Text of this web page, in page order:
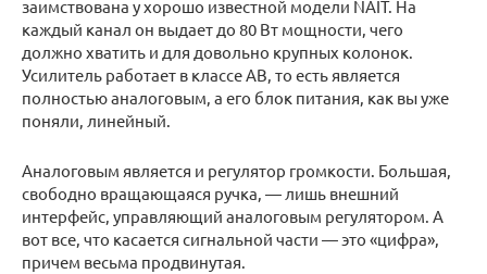
заимствована у хорошо известной модели NAIT. На
каждый канал он выдает до 80 Вт мощности, чего
должно хватить и для довольно крупных колонок.
Усилитель работает в классе АВ, то есть является
полностью аналоговым, а его блок питания, как вы уже
поняли, линейный.
Аналоговым является и регулятор громкости. Большая,
свободно вращающаяся ручка, — лишь внешний
интерфейс, управляющий аналоговым регулятором. А
вот все, что касается сигнальной части — это «цифра»,
причем весьма продвинутая.